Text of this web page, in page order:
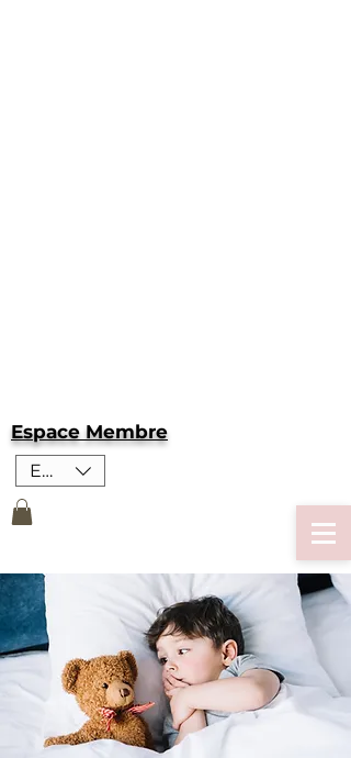
Espace Membre
EUR (€)